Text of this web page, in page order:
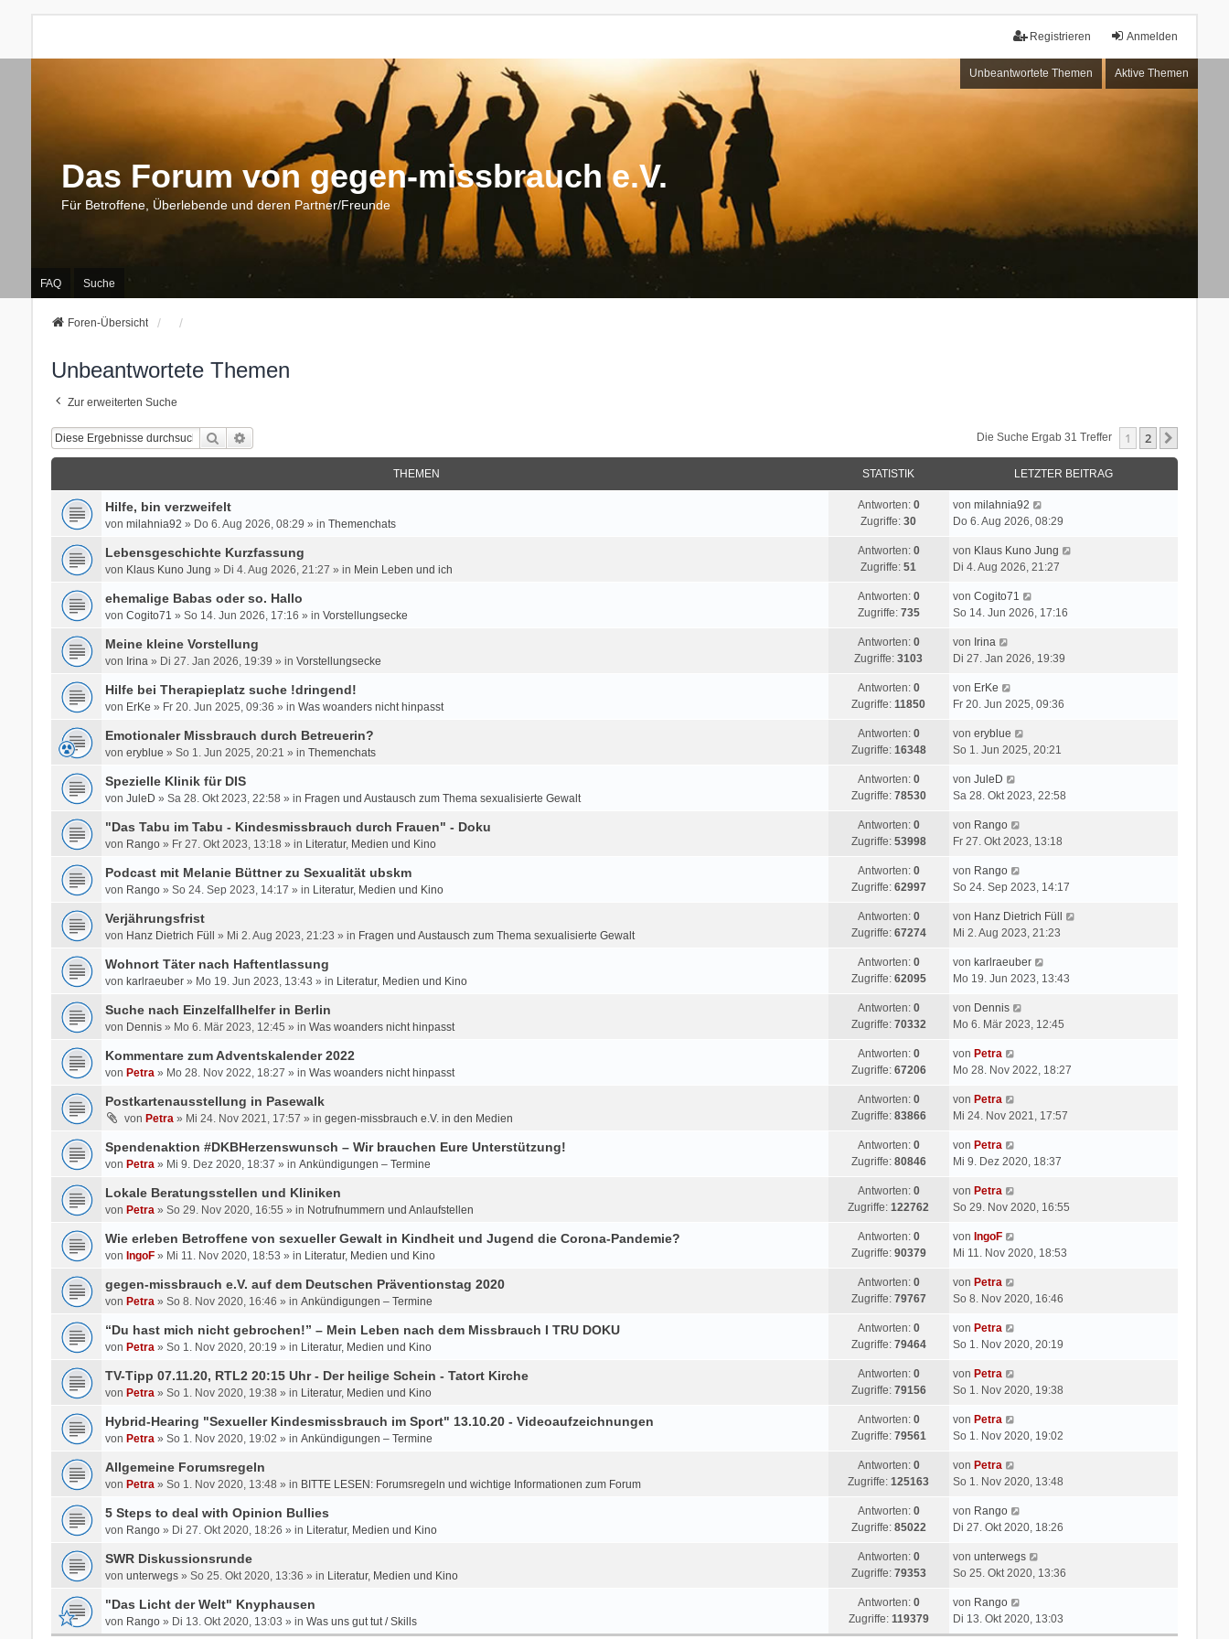
Anmelden
Registrieren
Unbeantwortete Themen Aktive Themen
Das Forum von gegen-missbrauch e.V.
Für Betroffene, Überlebende und deren Partner/Freunde
FAQ Suche
Foren-Übersicht
Unbeantwortete Themen
Zur erweiterten Suche
Suche Die Suche Ergab 31 Treffer 1 2
THEMEN STATISTIK LETZTER BEITRAG
Hilfe, bin verzweifelt
von milahnia92 » Do 6. Aug 2026, 08:29 » in Themenchats
Antworten: 0
Zugriffe:30
von milahnia92
Do 6. Aug 2026, 08:29
Lebensgeschichte Kurzfassung
von Klaus Kuno Jung » Di 4. Aug 2026, 21:27 » in Mein Leben und ich
Antworten: 0
Zugriffe:51
von Klaus Kuno Jung
Di 4. Aug 2026, 21:27
ehemalige Babas oder so. Hallo
von Cogito71 » So 14. Jun 2026, 17:16 » in Vorstellungsecke
Antworten: 0
Zugriffe: 735
von Cogito71
So 14. Jun 2026, 17:16
Meine kleine Vorstellung
von Irina» Di 27. Jan 2026, 19:39 » in Vorstellungsecke
Antworten: 0
Zugriffe:3103
von Irina
Di 27. Jan 2026, 19:39
Hilfe bei Therapieplatz suche !dringend!
von ErKe » Fr 20. Jun 2025, 09:36 » in Was woanders nicht hinpasst
Antworten: 0
Zugriffe:11850
von ErKe
Fr 20. Jun 2025, 09:36
Emotionaler Missbrauch durch Betreuerin?
von eryblue » So 1. Jun 2025, 20:21 » in Themenchats
Antworten: 0
Zugriffe: 16348
von eryblue
So 1. Jun 2025, 20:21
Spezielle Klinik für DIS
von JuleD » Sa 28. Okt 2023, 22:58 » in Fragen und Austausch zum Thema sexualisierte Gewalt
Antworten: 0
Zugriffe: 78530
von JuleD
Sa 28. Okt 2023, 22:58
"Das Tabu im Tabu - Kindesmissbrauch durch Frauen" - Doku
von Rango» Fr 27. Okt 2023, 13:18 » in Literatur, Medien und Kino
Antworten: 0
Zugriffe: 53998
von Rango
Fr 27. Okt 2023, 13:18
Podcast mit Melanie Büttner zu Sexualität ubskm
von Rango» So 24. Sep 2023, 14:17 » in Literatur, Medien und Kino
Antworten: 0
Zugriffe: 62997
von Rango
So 24. Sep 2023, 14:17
Verjährungsfrist
von Hanz Dietrich Füll » Mi 2. Aug 2023, 21:23 » in Fragen und Austausch zum Thema sexualisierte Gewalt
Antworten: 0
Zugriffe: 67274
von Hanz Dietrich Füll
Mi 2. Aug 2023, 21:23
Wohnort Täter nach Haftentlassung
von karlraeuber» Mo 19. Jun 2023, 13:43 » in Literatur, Medien und Kino
Antworten: 0
Zugriffe: 62095
von karlraeuber
Mo 19. Jun 2023, 13:43
Suche nach Einzelfallhelfer in Berlin
von Dennis» Mo 6. Mär 2023, 12:45 » in Was woanders nicht hinpasst
Antworten: 0
Zugriffe: 70332
von Dennis
Mo 6. Mär 2023, 12:45
Kommentare zum Adventskalender 2022
von Petra» Mo 28. Nov 2022, 18:27 » in Was woanders nicht hinpasst
Antworten: 0
Zugriffe: 67206
von Petra
Mo 28. Nov 2022, 18:27
Postkartenausstellung in Pasewalk
von Petra» Mi 24. Nov 2021, 17:57 » in gegen-missbrauch e.V. in den Medien
Antworten: 0
Zugriffe: 83866
von Petra
Mi 24. Nov 2021, 17:57
Spendenaktion #DKBHerzenswunsch – Wir brauchen Eure Unterstützung!
von Petra» Mi 9. Dez 2020, 18:37 » in Ankündigungen – Termine
Antworten: 0
Zugriffe: 80846
von Petra
Mi 9. Dez 2020, 18:37
Lokale Beratungsstellen und Kliniken
von Petra» So 29. Nov 2020, 16:55 » in Notrufnummern und Anlaufstellen
Antworten: 0
Zugriffe:122762
von Petra
So 29. Nov 2020, 16:55
Wie erleben Betroffene von sexueller Gewalt in Kindheit und Jugend die Corona-Pandemie?
von IngoF» Mi 11. Nov 2020, 18:53 » in Literatur, Medien und Kino
Antworten: 0
Zugriffe: 90379
von IngoF
Mi 11. Nov 2020, 18:53
gegen-missbrauch e.V. auf dem Deutschen Präventionstag 2020
von Petra» So 8. Nov 2020, 16:46 » in Ankündigungen – Termine
Antworten: 0
Zugriffe: 79767
von Petra
So 8. Nov 2020, 16:46
“Du hast mich nicht gebrochen!” – Mein Leben nach dem Missbrauch I TRU DOKU
von Petra» So 1. Nov 2020, 20:19 » in Literatur, Medien und Kino
Antworten: 0
Zugriffe: 79464
von Petra
So 1. Nov 2020, 20:19
TV-Tipp 07.11.20, RTL2 20:15 Uhr - Der heilige Schein - Tatort Kirche
von Petra» So 1. Nov 2020, 19:38 » in Literatur, Medien und Kino
Antworten: 0
Zugriffe: 79156
von Petra
So 1. Nov 2020, 19:38
Hybrid-Hearing "Sexueller Kindesmissbrauch im Sport" 13.10.20 - Videoaufzeichnungen
von Petra» So 1. Nov 2020, 19:02 » in Ankündigungen – Termine
Antworten: 0
Zugriffe: 79561
von Petra
So 1. Nov 2020, 19:02
Allgemeine Forumsregeln
von Petra» So 1. Nov 2020, 13:48 » in BITTE LESEN: Forumsregeln und wichtige Informationen zum Forum
Antworten: 0
Zugriffe:125163
von Petra
So 1. Nov 2020, 13:48
5 Steps to deal with Opinion Bullies
von Rango» Di 27. Okt 2020, 18:26 » in Literatur, Medien und Kino
Antworten: 0
Zugriffe: 85022
von Rango
Di 27. Okt 2020, 18:26
SWR Diskussionsrunde
von unterwegs» So 25. Okt 2020, 13:36 » in Literatur, Medien und Kino
Antworten: 0
Zugriffe: 79353
von unterwegs
So 25. Okt 2020, 13:36
"Das Licht der Welt" Knyphausen
von Rango» Di 13. Okt 2020, 13:03 » in Was uns gut tut / Skills
Antworten: 0
Zugriffe: 119379
von Rango
Di 13. Okt 2020, 13:03